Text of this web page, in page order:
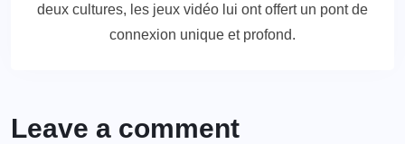
deux cultures, les jeux vidéo lui ont offert un pont de
connexion unique et profond.
Leave a comment